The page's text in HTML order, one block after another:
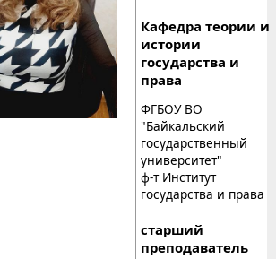
Кафедра теории и
истории
государства и
права
ФГБОУ ВО
"Байкальский
государственный
университет"
ф-т Институт
государства и права
старший
преподаватель